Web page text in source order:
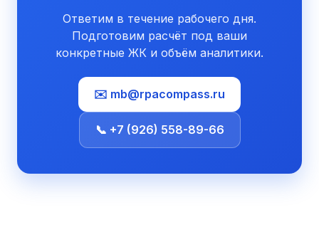
Ответим в течение рабочего дня.
Подготовим расчёт под ваши
конкретные ЖК и объём аналитики.
✉️ mb@rpacompass.ru
📞 +7 (926) 558-89-66